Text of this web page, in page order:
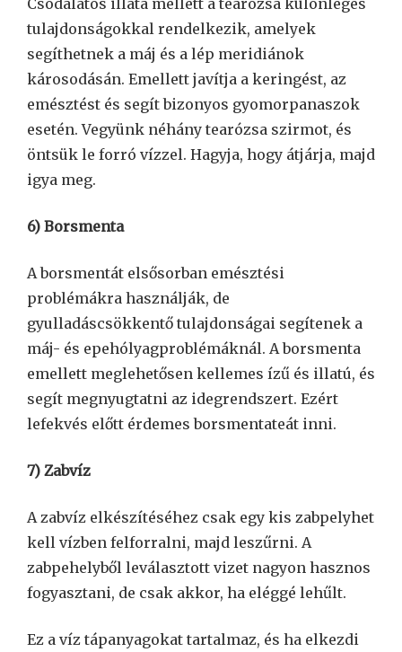
Csodálatos illata mellett a tearózsa különleges
tulajdonságokkal rendelkezik, amelyek
segíthetnek a máj és a lép meridiánok
károsodásán. Emellett javítja a keringést, az
emésztést és segít bizonyos gyomorpanaszok
esetén. Vegyünk néhány tearózsa szirmot, és
öntsük le forró vízzel. Hagyja, hogy átjárja, majd
igya meg.
6) Borsmenta
A borsmentát elsősorban emésztési
problémákra használják, de
gyulladáscsökkentő tulajdonságai segítenek a
máj- és epehólyagproblémáknál. A borsmenta
emellett meglehetősen kellemes ízű és illatú, és
segít megnyugtatni az idegrendszert. Ezért
lefekvés előtt érdemes borsmentateát inni.
7) Zabvíz
A zabvíz elkészítéséhez csak egy kis zabpelyhet
kell vízben felforralni, majd leszűrni. A
zabpehelyből leválasztott vizet nagyon hasznos
fogyasztani, de csak akkor, ha eléggé lehűlt.
Ez a víz tápanyagokat tartalmaz, és ha elkezdi